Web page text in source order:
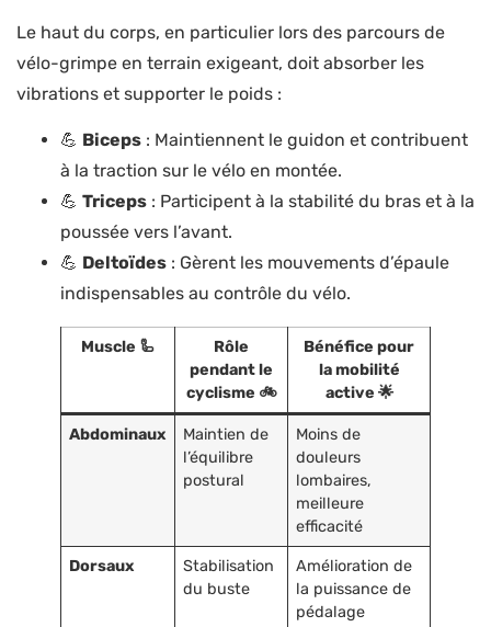
Le haut du corps, en particulier lors des parcours de
vélo-grimpe en terrain exigeant, doit absorber les
vibrations et supporter le poids :
💪 Biceps : Maintiennent le guidon et contribuent
à la traction sur le vélo en montée.
💪 Triceps : Participent à la stabilité du bras et à la
poussée vers l’avant.
💪 Deltoïdes : Gèrent les mouvements d’épaule
indispensables au contrôle du vélo.
Muscle 🦾
Rôle
pendant le
cyclisme 🚲
Bénéfice pour
la mobilité
active 🌟
Abdominaux
Maintien de
l’équilibre
postural
Moins de
douleurs
lombaires,
meilleure
efficacité
Dorsaux
Stabilisation
du buste
Amélioration de
la puissance de
pédalage